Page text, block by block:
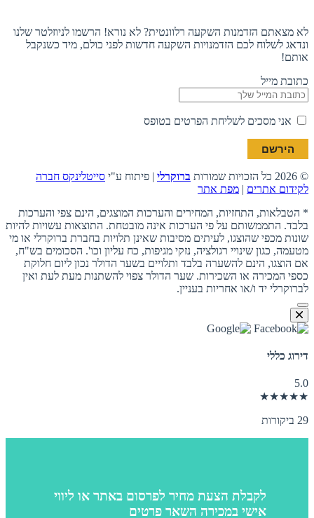
לא מצאתם הזדמנות השקעה רלוונטית? לא נורא! הרשמו לניוזלטר שלנו
ונדאג לשלוח לכם הזדמנויות השקעה חדשות לפני כולם, מיד כשנקבל
אותם!
כתובת מייל
אני מסכים לשליחת הפרטים בטופס
© 2026 כל הזכויות שמורות ברוקרלי | פיתוח ע"י סייטלינקס חברה
לקידום אתרים | מפת אתר
* הטבלאות, התחזיות, המחירים והערכות המוצגים, הינם צפי והערכות
בלבד. התממשותם על פי הערכות אינה מובטחת. התוצאות עשויות להיות
שונות מכפי שהוצגו, לעיתים מסיבות שאינן תלויות בחברת ברוקרלי או מי
מטעמה, כגון שינויי רגולציה, נזקי מגיפות, כח עליון וכו'. הסכומים בש"ח,
אם הוצגו, הינם להשערה בלבד ותלויים בשער הדולר נכון ליום חלוקת
כספי המכירה או השכירות. שער הדולר צפוי להשתנות מעת לעת ואין
לברוקרלי יד ו/או אחריות בעניין.
דירוג כללי
5.0
★★★★★
29 ביקורות
לקבלת הצעת מחיר לפרסום באתר או ליווי
אישי במכירה השאר פרטים